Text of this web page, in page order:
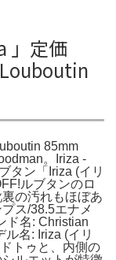
」定価
85mm
。Iriza -
タン「Iriza (イリ
ルブタンのロ
の汚れもほぼあ
ス/38.5エナメ
ド名: Christian
名: Iriza (イリ
トゥと、内側の